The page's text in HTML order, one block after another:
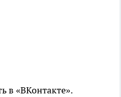
в «ВКонтакте».